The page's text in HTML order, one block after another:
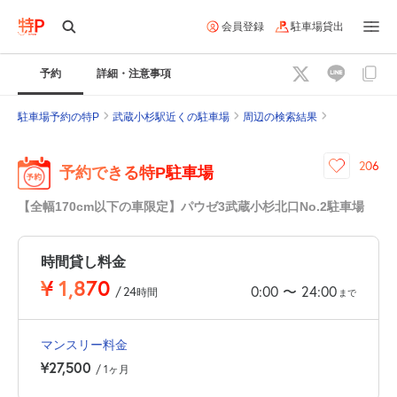
会員登録 駐車場貸出
予約 詳細・注意事項
駐車場予約の特P 武蔵小杉駅近くの駐車場 周辺の検索結果
予約できる特P駐車場
【全幅170cm以下の車限定】パウゼ3武蔵小杉北口No.2駐車場
206
時間貸し料金
¥1,870 /24時間 0:00 〜 24:00 まで
マンスリー料金
¥27,500 / 1ヶ月